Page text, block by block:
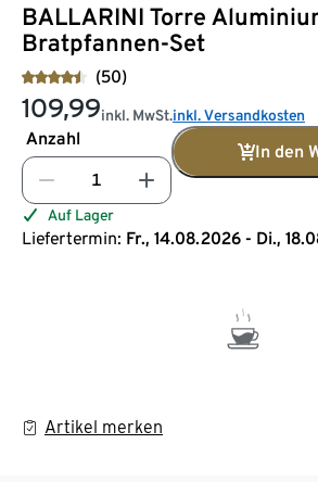
BALLARINI Torre
Bratpfannen-Set
(50)
109,99inkl. MwSt.inkl. Versandkosten
Anzahl
In den
Auf Lager
Liefertermin: Fr., 14.08.2026 - Di.,
Artikel merken